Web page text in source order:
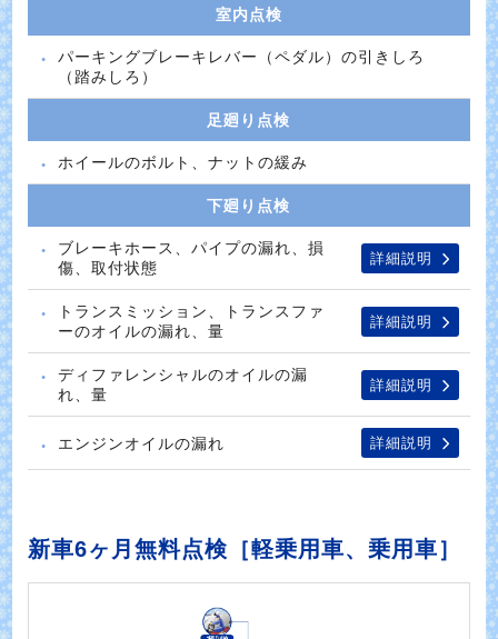
室内点検
パーキングブレーキレバー（ペダル）の引きしろ
（踏みしろ）
足廻り点検
ホイールのボルト、ナットの緩み
下廻り点検
ブレーキホース、パイプの漏れ、損
傷、取付状態
詳細説明
トランスミッション、トランスファ
ーのオイルの漏れ、量
詳細説明
ディファレンシャルのオイルの漏
れ、量
詳細説明
エンジンオイルの漏れ 詳細説明
新車6ヶ月無料点検［軽乗用車、乗用車］